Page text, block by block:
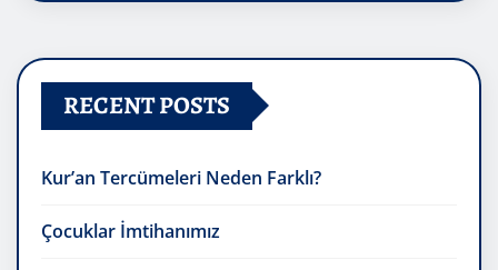
RECENT POSTS
Kur’an Tercümeleri Neden Farklı?
Çocuklar İmtihanımız